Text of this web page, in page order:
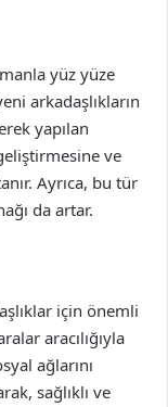
yüz yüze
arkadaşlıkların
yapılan
ve
Ayrıca, bu tür
da artar.
için önemli
aracılığıyla
ağlarını
sağlıklı ve